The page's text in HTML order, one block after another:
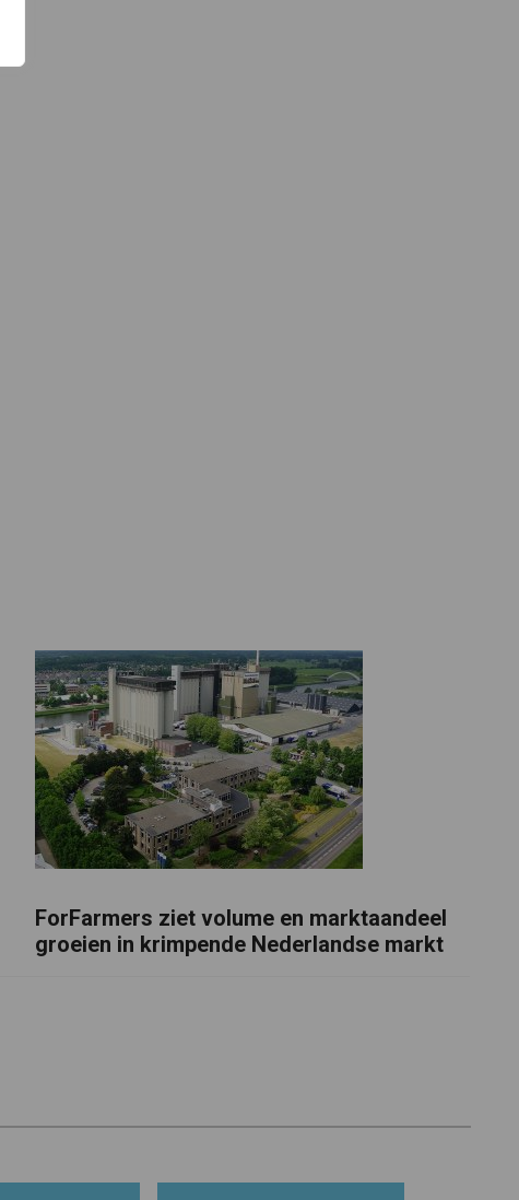
ForFarmers ziet volume en marktaandeel
groeien in krimpende Nederlandse markt